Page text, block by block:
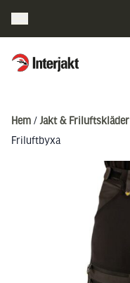
Interjakt SE
Hem / Jakt & Friluftskläder
Friluftbyxa